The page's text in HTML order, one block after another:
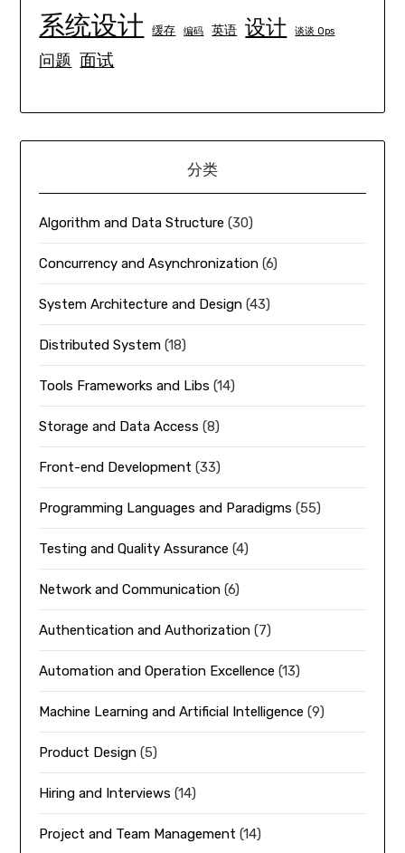
系统设计 缓存 编码 英语 设计 谈谈 Ops
问题 面试
分类
Algorithm and Data Structure (30)
Concurrency and Asynchronization (6)
System Architecture and Design (43)
Distributed System (18)
Tools Frameworks and Libs (14)
Storage and Data Access (8)
Front-end Development (33)
Programming Languages and Paradigms (55)
Testing and Quality Assurance (4)
Network and Communication (6)
Authentication and Authorization (7)
Automation and Operation Excellence (13)
Machine Learning and Artificial Intelligence (9)
Product Design (5)
Hiring and Interviews (14)
Project and Team Management (14)